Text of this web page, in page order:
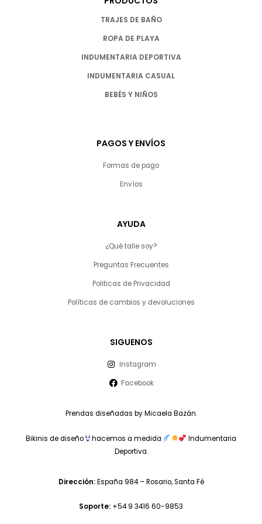
TRAJES DE BAÑO
ROPA DE PLAYA
INDUMENTARIA DEPORTIVA
INDUMENTARIA CASUAL
BEBÉS Y NIÑOS
PAGOS Y ENVÍOS
Formas de pago
Envíos
AYUDA
¿Qué talle soy?
Preguntas Frecuentes
Politicas de Privacidad
Políticas de cambios y devoluciones
SIGUENOS
Instagram
Facebook
Prendas diseñadas by Micaela Bazán.
Bikinis de diseño hacemos a medida
Indumentaria
Deportiva.
Dirección:España 984 – Rosario, Santa Fé
Soporte: +54 9 3416 60-9853